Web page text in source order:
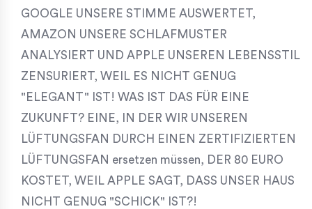
GOOGLE UNSERE STIMME AUSWERTET,
AMAZON UNSERE SCHLAFMUSTER
ANALYSIERT UND APPLE UNSEREN LEBENSSTIL
ZENSURIERT, WEIL ES NICHT GENUG
"ELEGANT" IST! WAS IST DAS FÜR EINE
ZUKUNFT? EINE, IN DER WIR UNSEREN
LÜFTUNGSFAN DURCH EINEN ZERTIFIZIERTEN
LÜFTUNGSFAN ersetzen müssen, DER 80 EURO
KOSTET, WEIL APPLE SAGT, DASS UNSER HAUS
NICHT GENUG "SCHICK" IST?!